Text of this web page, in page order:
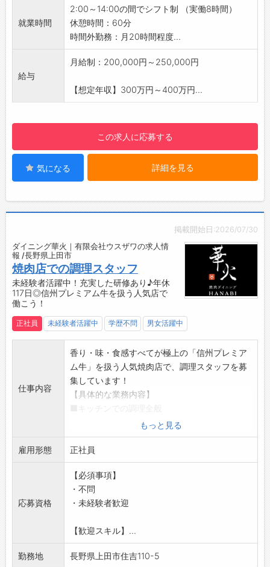
◆少人数チームでアイデアをカタチに！
・キッチン部門は、従業員6名の少人数のセク
ション。
・ただ“これまであるものを同じように作ってい
客様の志向に合わせた製品の研究に積極的に取
・「こうしたらどうだろう？」「こういうメニ
ューがあったら喜ばれるかも！」といった発想
や工夫が、実際のメニューになることも！
・あなたのセンスやひらめきを、実際に形にし
【やりがい】
◇チームワークで乗り越える、繁忙期の達成
・観光シーズンには、大量のサンドイッチ製造
をこなすスピード感も必要。
・協力してやりきった時の達成感はひとしお！
やりがいをしっかり感じられます◎
就業時間
2:00～14:00の間でシフト制 （実働8時間）
休憩時間：60分
時間外勤務：月20時間程度...
給与
月給制：200,000円～250,000円
【想定年収】300万円～400万円...
この求人に応募する
気になる 詳細を見る
掲載開始日:2026/07/30
ダイニング華火｜有限会社ウスザワの求人情
報 /長野県上田市
焼肉店での調理スタッフ
未経験者活躍中！充実した研修あり♪年休
117日◎信州プレミアム牛を扱う人気店で
働こう！
正社員 未経験者活躍中 学歴不問 男女活躍中
仕事内容
香り・味・食感すべてが極上の「信州プレミア
ム牛」を扱う人気焼肉店で、調理スタッフを募
集しています！
【具体的な業務内容】
・段取り
・調理
・盛り付け
・食器類の洗浄、片付け、整理
・厨房内の清掃 など
【おすすめポイント】
なひとときに携われるお仕事です♪
【1日の業務の流れ】
◆16：00 出勤
もっと見る
雇用形態 正社員
応募資格
【必須事項】
・不問
・未経験者歓迎
【歓迎スキル】...
勤務地 長野県上田市住吉110-5